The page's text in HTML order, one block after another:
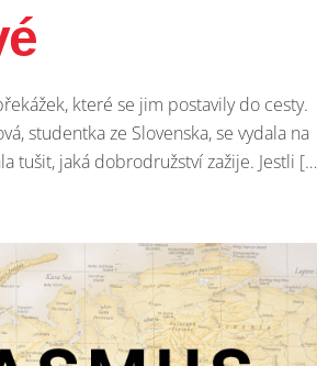
které se jim postavily do cesty.
studentka ze Slovenska, se vydala na
tušit, jaká dobrodružství zažije. Jestli